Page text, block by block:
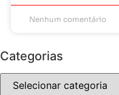
Nenhum comentário
Categorias